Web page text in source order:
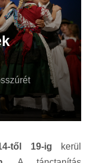
től 19-ig kerül